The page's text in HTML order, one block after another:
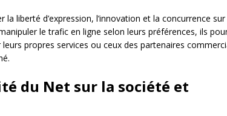
liberté d’expression, l’innovation et la concurrence
le trafic en ligne selon leurs préférences, ils
propres services ou ceux des partenaires
du Net sur la société et